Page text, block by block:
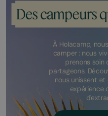
Des campeurs
À Holacamp,
camper : nous
prenons soin
partageons.
nous unissent
expérience